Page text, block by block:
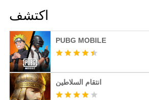
اكتشف
PUBG MOBILE
انتقام السلاطين